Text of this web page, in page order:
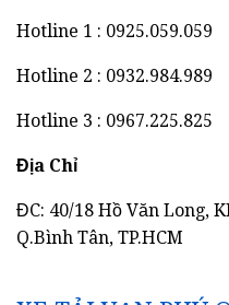
Hotline 1 : 0925.059.059
Hotline 2 : 0932.984.989
Hotline 3 : 0967.225.825
Địa Chỉ
ĐC: 40/18 Hồ Văn Long,
Q.Bình Tân, TP.HCM